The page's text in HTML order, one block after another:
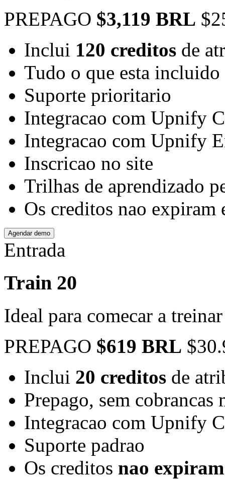
PREPAGO $3,119 BRL
Inclui 120 creditos de
Tudo o que esta
Suporte prioritario
Integracao com Upnify
Integracao com Upnify
Inscricao no site
Trilhas de aprendizado
Os creditos nao expiram
Agendar demo
Entrada
Train 20
Ideal para comecar a
PREPAGO $619 BRL
Inclui 20 creditos de
Prepago, sem cobrancas
Integracao com Upnify
Suporte padrao
Os creditos nao expiram